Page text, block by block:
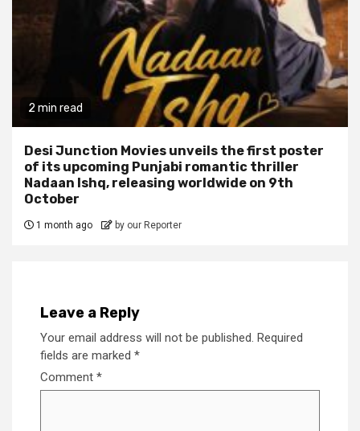
2 min read
Desi Junction Movies unveils the first poster
of its upcoming Punjabi romantic thriller
Nadaan Ishq, releasing worldwide on 9th
October
1 month ago by our Reporter
Leave a Reply
Your email address will not be published. Required
fields are marked *
Comment *